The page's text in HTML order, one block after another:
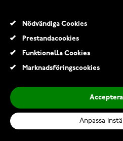
Tiera Garmin Fenix grön
Nödvändiga Cookies
Prestandacookies
Funktionella Cookies
Marknadsföringscookies
Anpassa